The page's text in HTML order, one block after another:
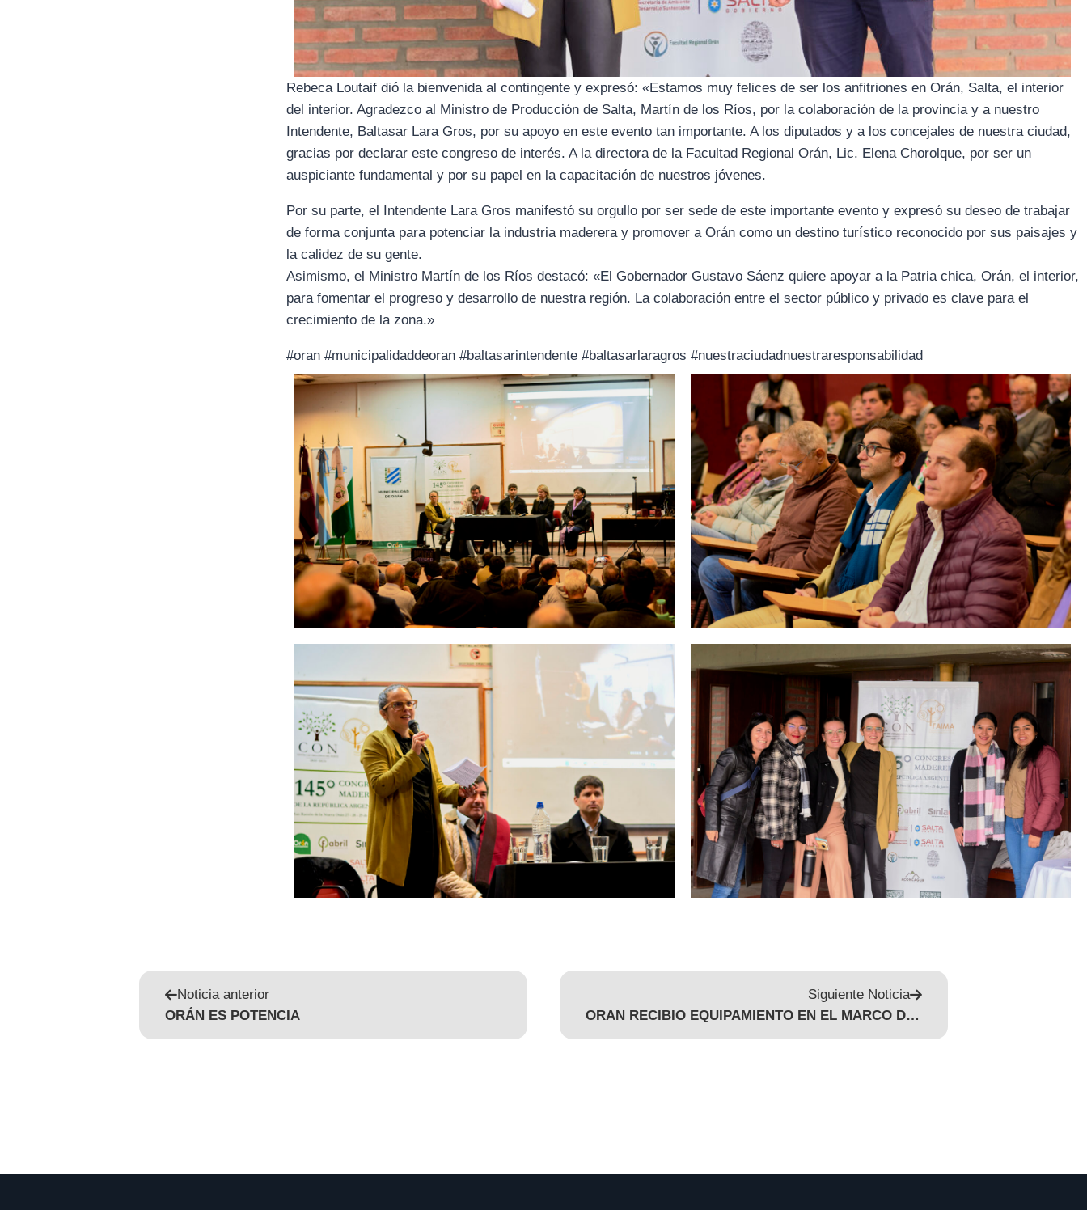
Rebeca Loutaif dió la bienvenida al contingente y expresó: «Estamos muy felices de ser los anfitriones en Orán, Salta, el interior
del interior. Agradezco al Ministro de Producción de Salta, Martín de los Ríos, por la colaboración de la provincia y a nuestro
Intendente, Baltasar Lara Gros, por su apoyo en este evento tan importante. A los diputados y a los concejales de nuestra ciudad,
gracias por declarar este congreso de interés. A la directora de la Facultad Regional Orán, Lic. Elena Chorolque, por ser un
auspiciante fundamental y por su papel en la capacitación de nuestros jóvenes.
Por su parte, el Intendente Lara Gros manifestó su orgullo por ser sede de este importante evento y expresó su deseo de trabajar
de forma conjunta para potenciar la industria maderera y promover a Orán como un destino turístico reconocido por sus paisajes y
la calidez de su gente.
Asimismo, el Ministro Martín de los Ríos destacó: «El Gobernador Gustavo Sáenz quiere apoyar a la Patria chica, Orán, el interior,
para fomentar el progreso y desarrollo de nuestra región. La colaboración entre el sector público y privado es clave para el
crecimiento de la zona.»
#oran #municipalidaddeoran #baltasarintendente #baltasarlaragros #nuestraciudadnuestraresponsabilidad
Noticia anterior
ORÁN ES POTENCIA
Siguiente Noticia
ORAN RECIBIO EQUIPAMIENTO EN EL MARCO DEL PROYECTO “GRAN CHACO RESILIENTE”